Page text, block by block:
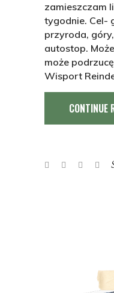
zamieszczam
tygodnie. Cel-
przyroda,
autostop.
może
Wisport
CONTINUE